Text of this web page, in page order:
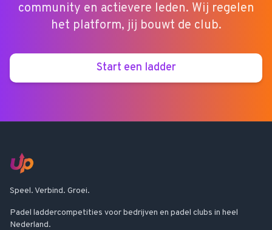
community en actievere leden. Wij regelen
het platform, jij bouwt de club.
Start een ladder
Speel. Verbind. Groei.
Padel laddercompetities voor bedrijven en padel clubs in heel
Nederland.